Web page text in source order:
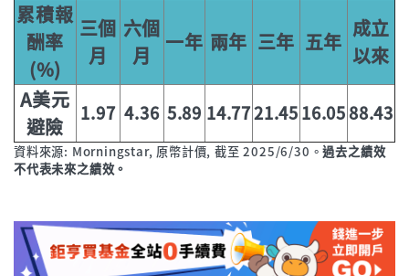
累積報
酬率
(%)
三個
月
六個
月
一年 兩年 三年 五年
成立
以來
A美元
避險
1.97 4.36 5.89 14.7721.4516.0588.43
資料來源: Morningstar, 原幣計價, 截至 2025/6/30。過去之績效
不代表未來之績效。